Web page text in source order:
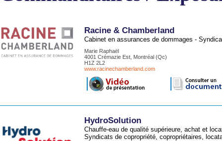
Racine & Chamberland
Cabinet en assurances de dommages -
Marie Raphaël
4001 Crémazie Est, Montréal (Qc)
H1Z 2L2
www.racinechamberland.com
HydroSolution
Chauffe-eau de qualité supérieure, achat et
Syndicats de copropriété, copropriétaires,